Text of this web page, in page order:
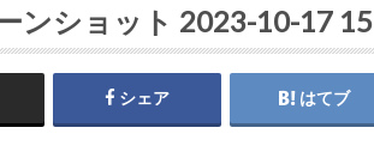
ンショット 2023-10-17 15
シェア はてブ